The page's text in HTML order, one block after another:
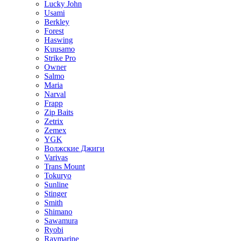
Lucky John
Usami
Berkley
Forest
Haswing
Kuusamo
Strike Pro
Owner
Salmo
Maria
Narval
Frapp
Zip Baits
Zetrix
Zemex
YGK
Волжские Джиги
Varivas
Trans Mount
Tokuryo
Sunline
Stinger
Smith
Shimano
Sawamura
Ryobi
Raymarine